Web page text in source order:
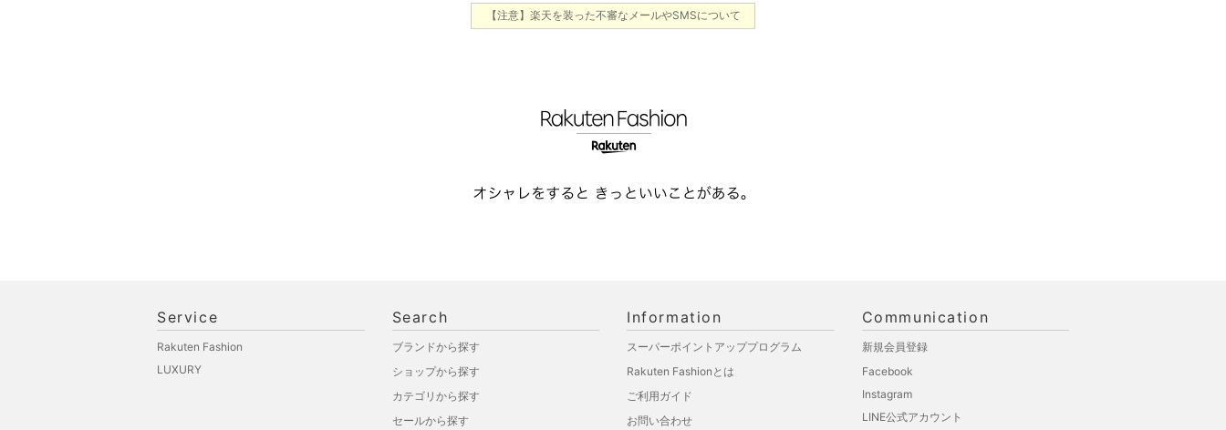
【注意】楽天を装った不審なメールやSMSについて
Service
Rakuten Fashion
LUXURY
Search
ブランドから探す
ショップから探す
カテゴリから探す
セールから探す
Information
スーパーポイントアッププログラム
Rakuten Fashionとは
ご利用ガイド
お問い合わせ
Communication
新規会員登録
Facebook
Instagram
LINE公式アカウント